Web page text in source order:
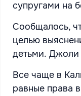
супругами на
Сообщалось,
целью
детьми. Джоли
Все чаще в
равные права